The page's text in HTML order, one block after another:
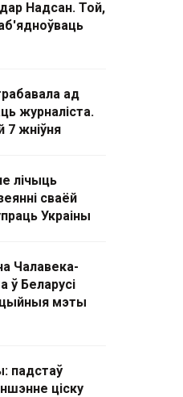
Надсан. Той,
ад
журналіста.
7 жніўня
лічыць
сваёй
Украіны
Чалавека-
ў Беларусі
мэты
падстаў
ціску